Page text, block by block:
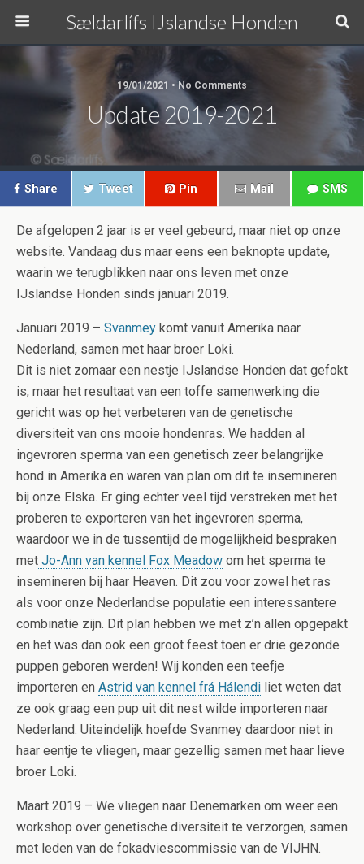
Sældarlífs IJslandse Honden
19/01/2021 • No Comments
Update 2019-2021
Share Tweet Pin Mail SMS
De afgelopen 2 jaar is er veel gebeurd, maar niet op onze
website. Vandaag dus maar eens een beknopte update,
waarin we terugblikken naar ons leven met onze
IJslandse Honden sinds januari 2019.
Januari 2019 – Svanmey komt vanuit Amerika naar
Nederland, samen met haar broer Loki.
Dit is niet zomaar een nestje IJslandse Honden dat gefokt
is, maar het resultaat van een toffe samenwerking die
gericht was op het verbeteren van de genetische
diversiteit van ons mooie hondenras. We hadden al
ingevroren sperma van een genetisch zeer belangrijke
hond in Amerika en waren van plan om dit te insemineren
bij onze Elska. Er ging echter veel tijd verstreken met het
proberen te exporteren van het ingevroren sperma,
waardoor we in de tussentijd de mogelijkheid bespraken
met Jo-Ann van kennel Fox Meadow om het sperma te
insemineren bij haar Heaven. Dit zou voor zowel het ras
als voor onze Nederlandse populatie een interessantere
combinatie zijn. Dit plan hebben we met z’n allen opgepakt
en het was dan ook een groot feest toen er drie gezonde
puppen geboren werden! Wij konden een teefje
importeren en Astrid van kennel frá Hálendi liet weten dat
ze ook graag een pup uit dit nest wilde importeren naar
Nederland. Uiteindelijk hoefde Svanmey daardoor niet in
haar eentje te vliegen, maar gezellig samen met haar lieve
broer Loki.
Maart 2019 – We vliegen naar Denemarken om weer een
workshop over genetische diversiteit te verzorgen, samen
met leden van de fokadviescommissie van de VIJHN.